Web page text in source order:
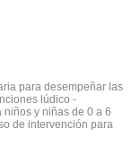
para desempeñar las
lúdico -
y niñas de 0 a 6
de intervención para